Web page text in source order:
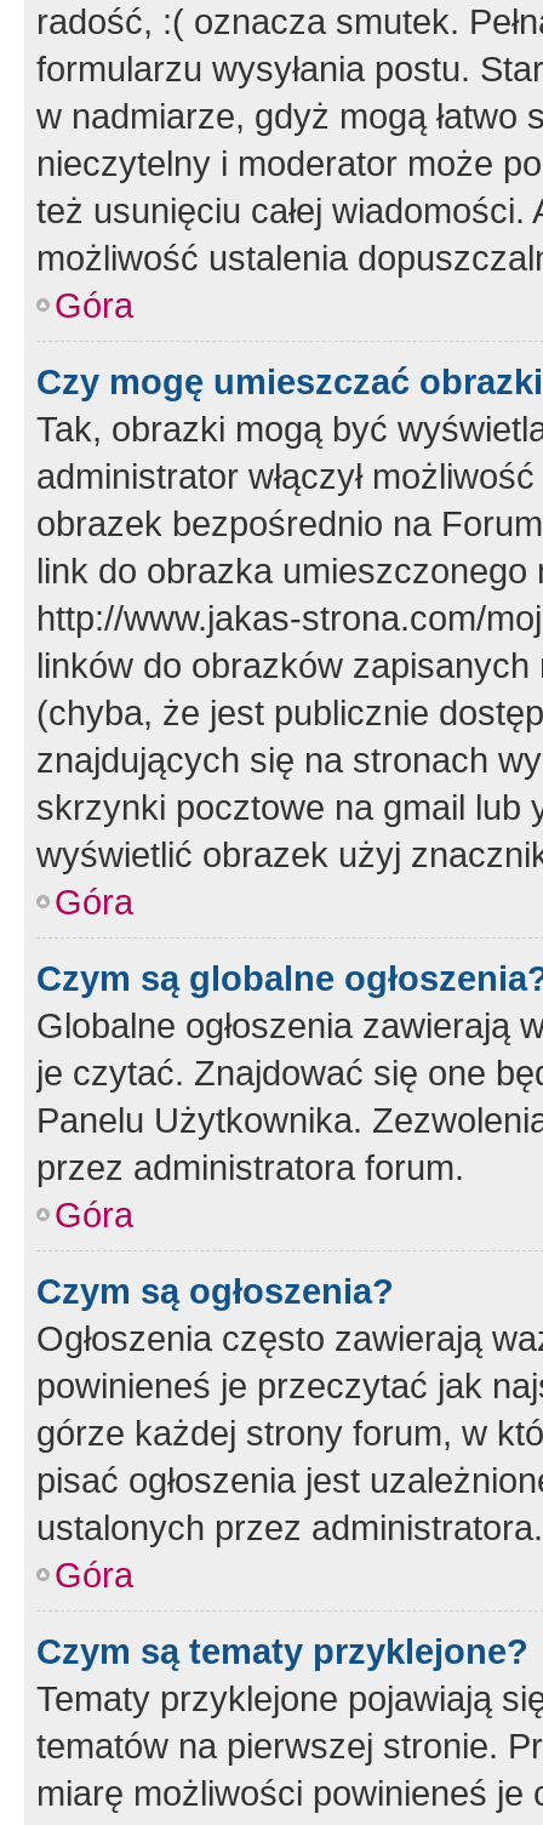
radość, :( oznacza smutek.
formularzu wysyłania postu.
w nadmiarze, gdyż mogą
nieczytelny i moderator może
też usunięciu całej
możliwość ustalenia
Góra
Czy mogę umieszczać
Tak, obrazki mogą być
administrator włączył
obrazek bezpośrednio na
link do obrazka
http://www.jakas-strona.com/
linków do obrazków
(chyba, że jest publicznie
znajdujących się na stronach
skrzynki pocztowe na gmail lub
wyświetlić obrazek użyj
Góra
Czym są globalne
Globalne ogłoszenia zawierają
je czytać. Znajdować się one
Panelu Użytkownika.
przez administratora forum.
Góra
Czym są ogłoszenia?
Ogłoszenia często zawierają
powinieneś je przeczytać jak
górze każdej strony forum, w
pisać ogłoszenia jest
ustalonych przez administratora.
Góra
Czym są tematy przyklejone?
Tematy przyklejone pojawiają
tematów na pierwszej stronie.
miarę możliwości powinieneś je